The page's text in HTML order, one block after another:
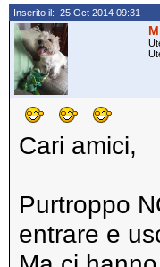
Inserito il: 25 Oct 2014 09:31
Cari amici,
Purtroppo
entrare e